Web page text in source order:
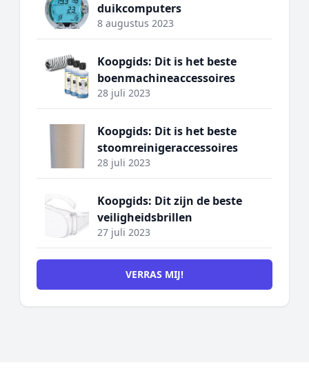
duikcomputers
8 augustus 2023
Koopgids: Dit is het beste
boenmachineaccessoires
28 juli 2023
Koopgids: Dit is het beste
stoomreinigeraccessoires
28 juli 2023
Koopgids: Dit zijn de beste
veiligheidsbrillen
27 juli 2023
VERRAS MIJ!